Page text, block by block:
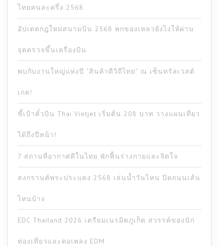
ไทยคนละครึ่ง 2568
อัปเดตกฎใหม่สนามบิน 2568 พกของเหลวยังไงให้ผ่าน
จุดตรวจขึ้นเครื่องบิน
พบกับงานใหญ่แห่งปี “สินค้าดีวิถีไทย” ณ เซ็นทรัลเวสต์
เกต!
ชี้เป้าตั๋วบิน Thai Vietjet เริ่มต้น 208 บาท วางแผนเที่ยว
ได้ถึงปีหน้า!
7 สถานที่อากาศดีในไทย พักฟื้นร่างกายและจิตใจ
สงกรานต์พระประแดง 2568 เล่นน้ำวันไหน ปิดถนนเส้น
ไหนบ้าง
EDC Thailand 2026 เตรียมเนรมิตภูเก็ต สวรรค์ของนัก
ท่องเที่ยวและคอเพลง EDM